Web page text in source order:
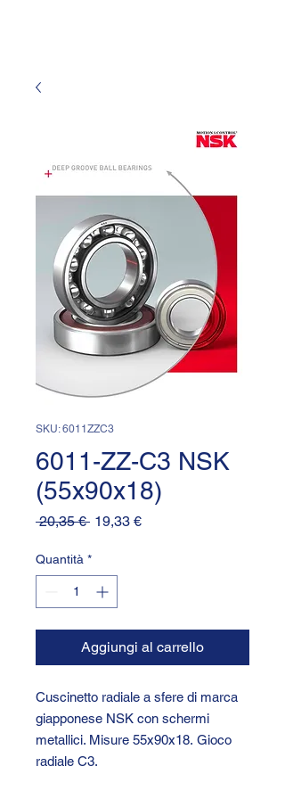
SKU: 6011ZZC3
6011-ZZ-C3 NSK
(55x90x18)
20,35 € Prezzo
19,33 €Prezzo
Quantità *
Aggiungi al carrello
Cuscinetto radiale a sfere di marca
giapponese NSK con schermi
metallici. Misure 55x90x18. Gioco
radiale C3.